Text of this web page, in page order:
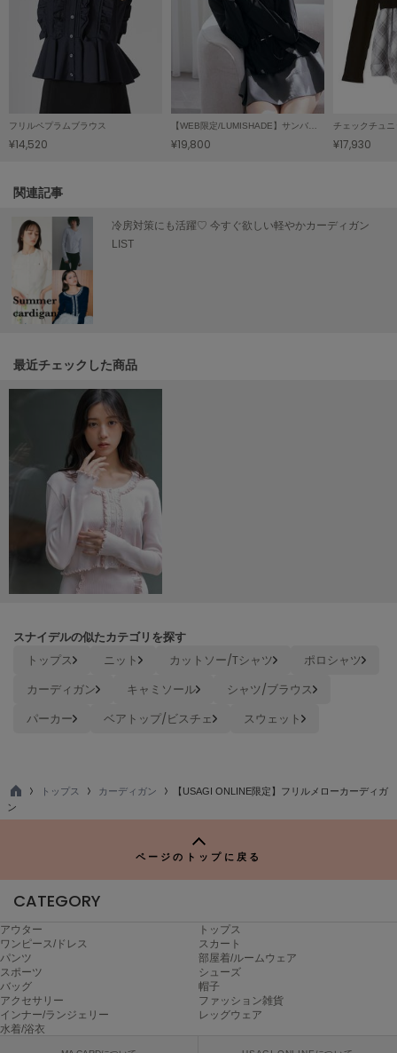
スナイデル
SNIDEL HOME
スナイデル ホーム
SOFER
ソフェル
SOMEWHERE BUTTER.
SORIN
Stylevoice for xxx
スタイルヴォイスフォー
SUICOKE
スイコック
スペルガ
TAW&TOE
トーアンドトー
The Barnnet
ザバーネット
THE NORTH FACE
ザ・ノース・フェイス
トゥデイフル
UGG
アグ
UNDERSON UNDERSON
アンノイ
URBAN RESEARCH ROSSO
アーバンリサーチ ロッソ
USAGI Books
ウサギブックス
フリルペプラムブラウス
¥14,520 ¥19,800
チェックチュ
¥17,930
関連記事
冷房対策にも活躍♡ 今すぐ欲しい軽やかカーディガン
LIST
最近チェックした商品
スナイデルの似たカテゴリを探す
トップス ニット カットソー/Tシャツ
ポロシャツ
カーディガン
キャミソール
シャツ/ブラウス
パーカー
ベアトップ/ビスチェ スウェット
TO
P
トップス カーディガン
【USAGI ONLINE限定】フリルメローカーディガ
ン
ページのトップに戻る
CATEGORY
アウター
トップス
ワンピース/ドレス
スカート
パンツ
部屋着/ルームウェア
スポーツ
シューズ
バッグ
帽子
アクセサリー
ファッション雑貨
インナー/ランジェリー
レッグウェア
水着/浴衣